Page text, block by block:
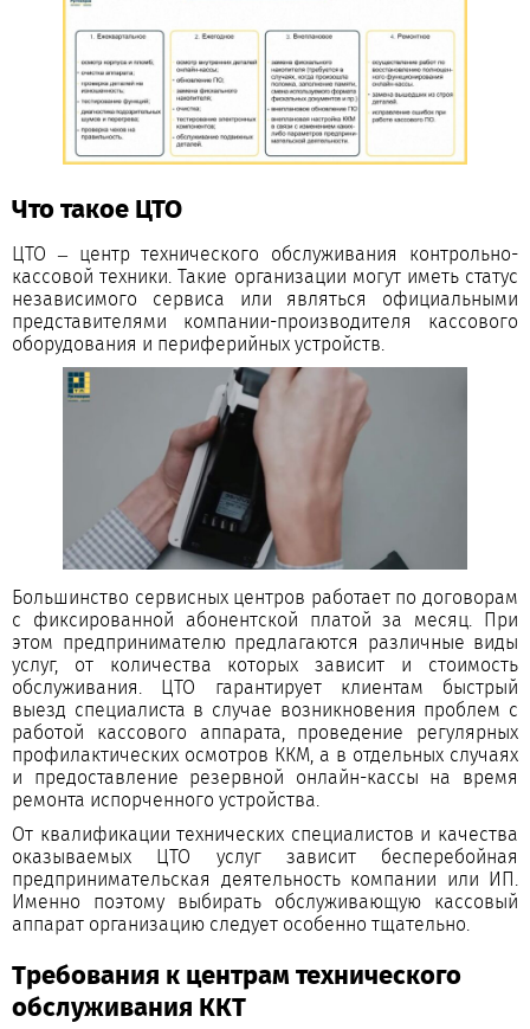
Что такое ЦТО
ЦТО – центр технического обслуживания контрольно-
кассовой техники. Такие организации могут иметь статус
независимого сервиса или являться официальными
представителями компании-производителя кассового
оборудования и периферийных устройств.
Большинство сервисных центров работает по договорам
с фиксированной абонентской платой за месяц. При
этом предпринимателю предлагаются различные виды
услуг, от количества которых зависит и стоимость
обслуживания. ЦТО гарантирует клиентам быстрый
выезд специалиста в случае возникновения проблем с
работой кассового аппарата, проведение регулярных
профилактических осмотров ККМ, а в отдельных случаях
и предоставление резервной онлайн-кассы на время
ремонта испорченного устройства.
От квалификации технических специалистов и качества
оказываемых ЦТО услуг зависит бесперебойная
предпринимательская деятельность компании или ИП.
Именно поэтому выбирать обслуживающую кассовый
аппарат организацию следует особенно тщательно.
Требования к центрам технического
обслуживания ККТ